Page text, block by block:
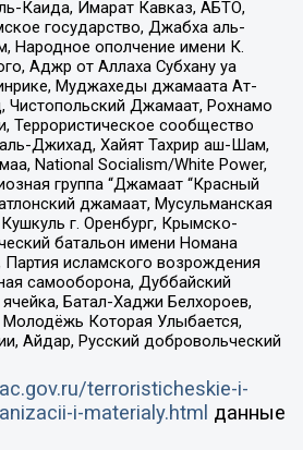
Каида, Имарат Кавказ, АБТО,
государство, Джабха аль-
Народное ополчение имени К.
Аджр от Аллаха Субхану уа
Муджахеды джамаата Ат-
Чистопольский Джамаат, Рохнамо
Террористическое сообщество
Джихад, Хайят Тахрир аш-Шам,
National Socialism/White Power,
группа “Джамаат “Красный
джамаат, Мусульманская
Кушкуль г. Оренбург, Крымско-
батальон имени Номана
исламского возрождения
самооборона, Дуббайский
Батал-Хаджи Белхороев,
Молодёжь Которая Улыбается,
Айдар, Русский добровольческий
terroristicheskie-i-
i-materialy.html данные